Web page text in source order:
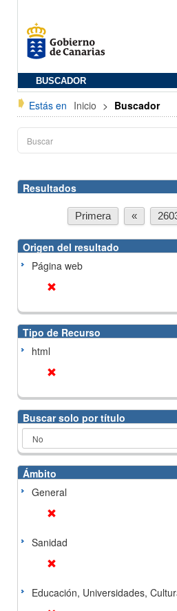
BUSCADOR
Estás en Inicio > Buscador
Resultados
Primera «
Origen del resultado
Página web
Tipo de Recurso
html
Buscar solo por título
Ámbito
General
Sanidad
Educación, Universidades,